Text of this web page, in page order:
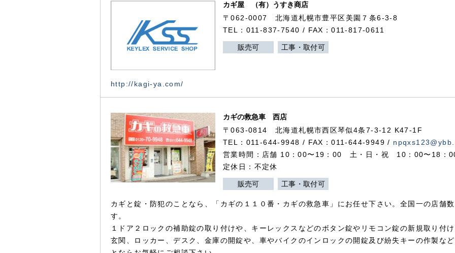
カギ屋 （有）うすき商店
〒062-0007 北海道札幌市豊平区美園７条6-3-8
TEL：011-837-7540 / FAX：011-817-0611
販売可 工事・取付可
http://kagi-ya.com/
カギの救急車 西店
〒063-0814 北海道札幌市西区琴似4条7-3-12 K47-1F
TEL：011-644-9948 / FAX：011-644-9949 /
営業時間：店舗 10：00〜19：00 土・日・祝 10：00〜18：
定休日：不定休
販売可 工事・取付可
カギと錠・防犯のことなら、「カギの１１０番・カギの救急車」にお任せ下さい。全国一の店舗
す。
１ドア２ロックの補助錠の取り付けや、キーレックスなどのボタン錠やリモコン錠の新規取り付
玄関、ロッカー、デスク、金庫の開錠や、車やバイクのインロックの開錠及び紛失キーの作製な